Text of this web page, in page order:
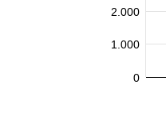
0
1.000
2.000